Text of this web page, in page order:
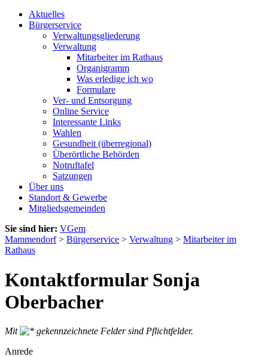
Aktuelles
Bürgerservice
Verwaltungsgliederung
Verwaltung
Mitarbeiter im Rathaus
Organigramm
Was erledige ich wo
Formulare
Ver- und Entsorgung
Online Service
Interessante Links
Wahlen
Gesundheit (überregional)
Überörtliche Behörden
Notruftafel
Satzungen
Über uns
Standort & Gewerbe
Mitgliedsgemeinden
Sie sind hier: VGem
Mammendorf> Bürgerservice > Verwaltung > Mitarbeiter im
Rathaus
Kontaktformular Sonja
Oberbacher
Mit
gekennzeichnete Felder sind Pflichtfelder.
Anrede